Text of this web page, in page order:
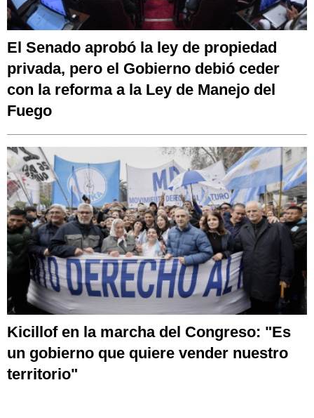
El Senado aprobó la ley de propiedad
privada, pero el Gobierno debió ceder
con la reforma a la Ley de Manejo del
Fuego
Kicillof en la marcha del Congreso: "Es
un gobierno que quiere vender nuestro
territorio"